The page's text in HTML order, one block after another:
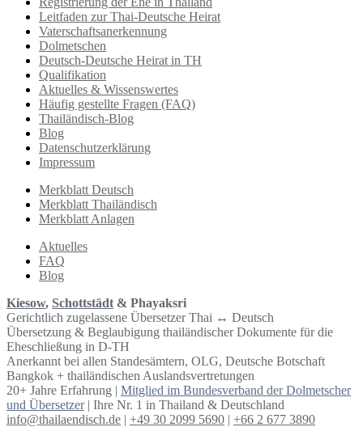
Leitfaden zur Thai-Deutsche Heirat
Vaterschaftsanerkennung
Dolmetschen
Deutsch-Deutsche Heirat in TH
Qualifikation
Aktuelles & Wissenswertes
Häufig gestellte Fragen (FAQ)
Thailändisch-Blog
Blog
Datenschutzerklärung
Impressum
Merkblatt Deutsch
Merkblatt Thailändisch
Merkblatt Anlagen
Aktuelles
FAQ
Blog
Kiesow, Schottstädt & Phayaksri
Gerichtlich zugelassene Übersetzer Thai ↔︎ Deutsch
Übersetzung & Beglaubigung thailändischer Dokumente für die
Eheschließung in D-TH
Anerkannt bei allen Standesämtern, OLG, Deutsche Botschaft
Bangkok + thailändischen Auslandsvertretungen
20+ Jahre Erfahrung | Mitglied im Bundesverband der Dolmetscher
und Übersetzer| Ihre Nr. 1 in Thailand & Deutschland
info@thailaendisch.de | +49 30 2099 5690 | +66 2 677 3890